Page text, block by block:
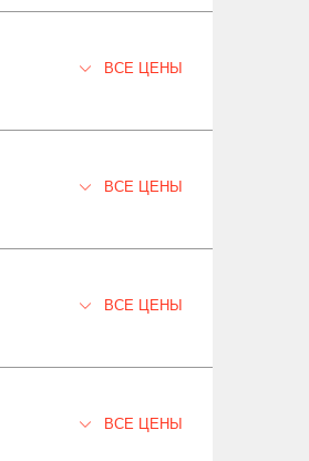
ВСЕ ЦЕНЫ
ВСЕ ЦЕНЫ
ВСЕ ЦЕНЫ
ВСЕ ЦЕНЫ